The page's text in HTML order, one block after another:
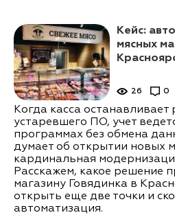
Кейс:
мясных
26 0
Когда касса останавливает
устаревшего ПО, учет
программах без обмена
думает об открытии новых
кардинальная
Расскажем, какое решение
магазину Говядинка в
открыть еще две точки и
автоматизация.